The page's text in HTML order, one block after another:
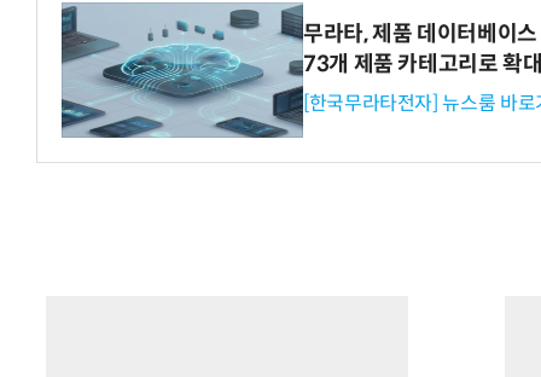
무라타, 제품 데이터베이
73개 제품 카테고리로 확
[한국무라타전자] 뉴스룸 바로